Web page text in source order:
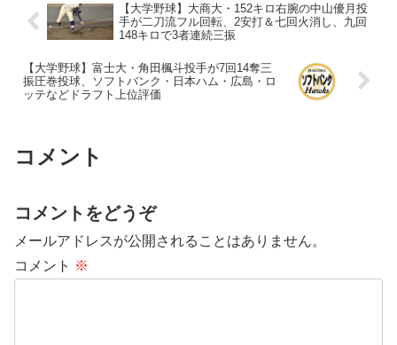
【大学野球】大商大・152キロ右腕の中山優月投
手が二刀流フル回転、2安打＆七回火消し、九回
148キロで3者連続三振
【大学野球】富士大・角田楓斗投手が7回14奪三
振圧巻投球、ソフトバンク・日本ハム・広島・ロ
ッテなどドラフト上位評価
コメント
コメントをどうぞ
メールアドレスが公開されることはありません。
コメント ※